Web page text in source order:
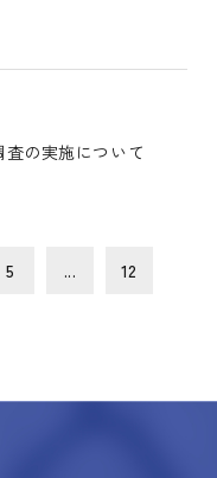
の実施について
5 ... 12